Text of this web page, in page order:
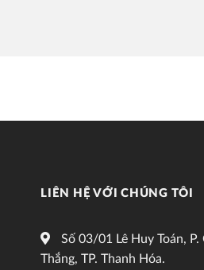
LIÊN HỆ VỚI CHÚNG TÔI
Số 03/01 Lê Huy Toán, P.
Thắng, TP. Thanh Hóa.